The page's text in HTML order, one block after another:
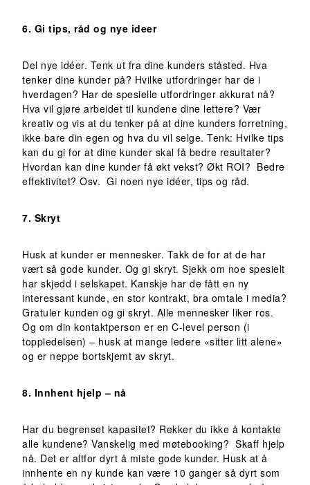
6. Gi tips, råd og nye ideer
Del nye idéer. Tenk ut fra dine kunders ståsted. Hva
tenker dine kunder på? Hvilke utfordringer har de i
hverdagen? Har de spesielle utfordringer akkurat nå?
Hva vil gjøre arbeidet til kundene dine lettere? Vær
kreativ og vis at du tenker på at dine kunders forretning,
ikke bare din egen og hva du vil selge. Tenk: Hvilke tips
kan du gi for at dine kunder skal få bedre resultater?
Hvordan kan dine kunder få økt vekst? Økt ROI? Bedre
effektivitet? Osv. Gi noen nye idéer, tips og råd.
7. Skryt
Husk at kunder er mennesker. Takk de for at de har
vært så gode kunder. Og gi skryt. Sjekk om noe spesielt
har skjedd i selskapet. Kanskje har de fått en ny
interessant kunde, en stor kontrakt, bra omtale i media?
Gratuler kunden og gi skryt. Alle mennesker liker ros.
Og om din kontaktperson er en C-level person (i
toppledelsen) – husk at mange ledere «sitter litt alene»
og er neppe bortskjemt av skryt.
8. Innhent hjelp – nå
Har du begrenset kapasitet? Rekker du ikke å kontakte
alle kundene? Vanskelig med møtebooking? Skaff hjelp
nå. Det er altfor dyrt å miste gode kunder. Husk at å
innhente en ny kunde kan være 10 ganger så dyrt som